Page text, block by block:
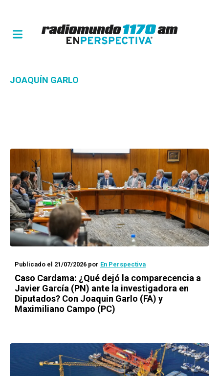
JOAQUÍN GARLO
Publicado el 21/07/2026 por En Perspectiva
Caso Cardama: ¿Qué dejó la comparecencia a
Javier García (PN) ante la investigadora en
Diputados? Con Joaquin Garlo (FA) y
Maximiliano Campo (PC)